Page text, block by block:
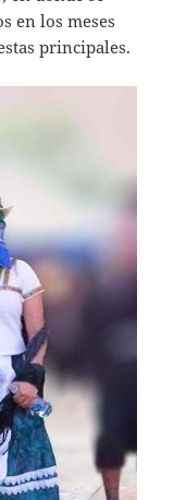
en los meses
principales.